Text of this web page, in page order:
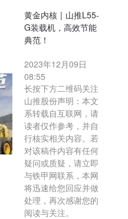
黄金内核 | 山推L55-
G装载机，高效节能
典范！
2023年12月09日
08:55
长按下方二维码关注
山推股份声明：本文
系转载自互联网，请
读者仅作参考，并自
行核实相关内容。若
对该稿件内容有任何
疑问或质疑，请立即
与铁甲网联系，本网
将迅速给您回应并做
处理，再次感谢您的
阅读与关注。